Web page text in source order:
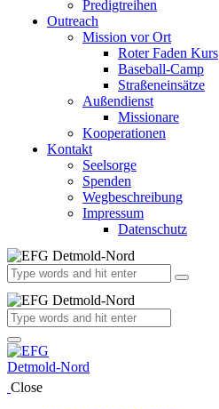
Predigtreihen
Outreach
Mission vor Ort
Roter Faden Kurs
Baseball-Camp
Straßeneinsätze
Außendienst
Missionare
Kooperationen
Kontakt
Seelsorge
Spenden
Wegbeschreibung
Impressum
Datenschutz
Close